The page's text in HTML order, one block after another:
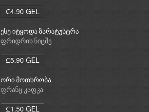
₾4.90 GEL
ესე იტყოდა ზარატუსტრა
ფრიდრიხ ნიცშე
₾5.90 GEL
ორი მოთხრობა
ფრანც კაფკა
₾1.50 GEL